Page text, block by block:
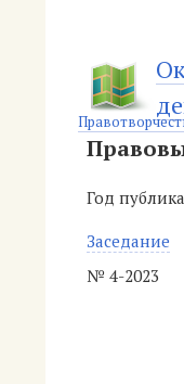
Год
Заседание
№ 4-2023